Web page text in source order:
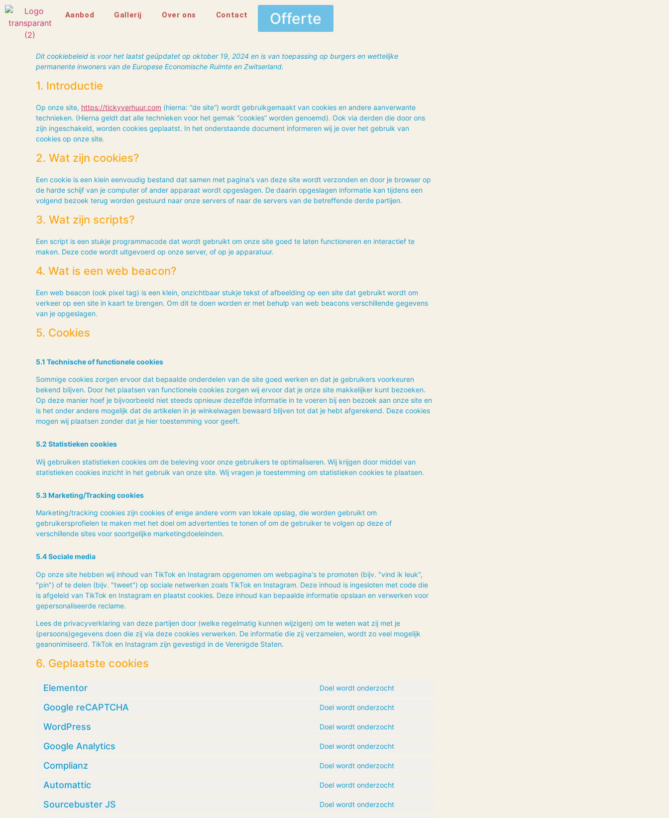
Aanbod Gallerij Over ons Contact Offerte
Dit cookiebeleid is voor het laatst geüpdatet op oktober 19, 2024 en is van toepassing op burgers en wettelijke
permanente inwoners van de Europese Economische Ruimte en Zwitserland.
1. Introductie
Op onze site, https://tickyverhuur.com (hierna: “de site”) wordt gebruikgemaakt van cookies en andere aanverwante
technieken. (Hierna geldt dat alle technieken voor het gemak “cookies” worden genoemd). Ook via derden die door ons
zijn ingeschakeld, worden cookies geplaatst. In het onderstaande document informeren wij je over het gebruik van
cookies op onze site.
2. Wat zijn cookies?
Een cookie is een klein eenvoudig bestand dat samen met pagina's van deze site wordt verzonden en door je browser op
de harde schijf van je computer of ander apparaat wordt opgeslagen. De daarin opgeslagen informatie kan tijdens een
volgend bezoek terug worden gestuurd naar onze servers of naar de servers van de betreffende derde partijen.
3. Wat zijn scripts?
Een script is een stukje programmacode dat wordt gebruikt om onze site goed te laten functioneren en interactief te
maken. Deze code wordt uitgevoerd op onze server, of op je apparatuur.
4. Wat is een web beacon?
Een web beacon (ook pixel tag) is een klein, onzichtbaar stukje tekst of afbeelding op een site dat gebruikt wordt om
verkeer op een site in kaart te brengen. Om dit te doen worden er met behulp van web beacons verschillende gegevens
van je opgeslagen.
5. Cookies
5.1 Technische of functionele cookies
Sommige cookies zorgen ervoor dat bepaalde onderdelen van de site goed werken en dat je gebruikers voorkeuren
bekend blijven. Door het plaatsen van functionele cookies zorgen wij ervoor dat je onze site makkelijker kunt bezoeken.
Op deze manier hoef je bijvoorbeeld niet steeds opnieuw dezelfde informatie in te voeren bij een bezoek aan onze site en
is het onder andere mogelijk dat de artikelen in je winkelwagen bewaard blijven tot dat je hebt afgerekend. Deze cookies
mogen wij plaatsen zonder dat je hier toestemming voor geeft.
5.2 Statistieken cookies
Wij gebruiken statistieken cookies om de beleving voor onze gebruikers te optimaliseren. Wij krijgen door middel van
statistieken cookies inzicht in het gebruik van onze site. Wij vragen je toestemming om statistieken cookies te plaatsen.
5.3 Marketing/Tracking cookies
Marketing/tracking cookies zijn cookies of enige andere vorm van lokale opslag, die worden gebruikt om
gebruikersprofielen te maken met het doel om advertenties te tonen of om de gebruiker te volgen op deze of
verschillende sites voor soortgelijke marketingdoeleinden.
5.4 Sociale media
Op onze site hebben wij inhoud van TikTok en Instagram opgenomen om webpagina's te promoten (bijv. "vind ik leuk",
"pin") of te delen (bijv. "tweet") op sociale netwerken zoals TikTok en Instagram. Deze inhoud is ingesloten met code die
is afgeleid van TikTok en Instagram en plaatst cookies. Deze inhoud kan bepaalde informatie opslaan en verwerken voor
gepersonaliseerde reclame.
Lees de privacyverklaring van deze partijen door (welke regelmatig kunnen wijzigen) om te weten wat zij met je
(persoons)gegevens doen die zij via deze cookies verwerken. De informatie die zij verzamelen, wordt zo veel mogelijk
geanonimiseerd. TikTok en Instagram zijn gevestigd in de Verenigde Staten.
6. Geplaatste cookies
Elementor Doel wordt onderzocht
Google reCAPTCHA Doel wordt onderzocht
WordPress Doel wordt onderzocht
Google Analytics Doel wordt onderzocht
Complianz Doel wordt onderzocht
Automattic Doel wordt onderzocht
Sourcebuster JS Doel wordt onderzocht